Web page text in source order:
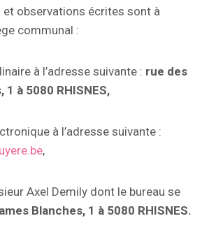
observations écrites sont à
communal :
à l’adresse suivante : rue des
1 à 5080 RHISNES,
à l’adresse suivante :
,
Axel Demily dont le bureau se
Blanches, 1 à 5080 RHISNES.